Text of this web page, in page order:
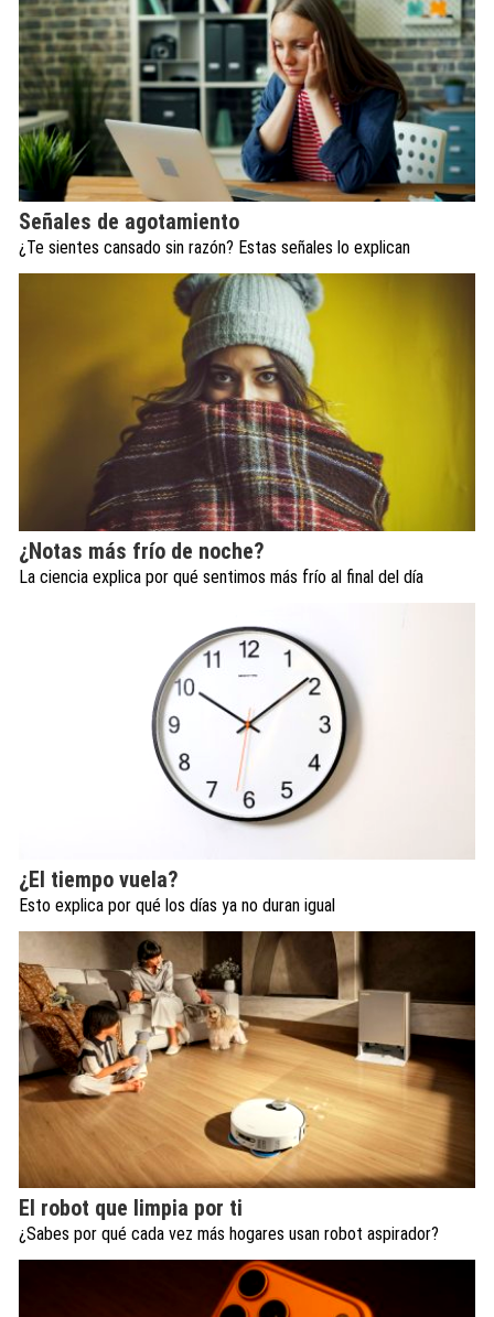
Señales de agotamiento
¿Te sientes cansado sin razón? Estas señales lo explican
¿Notas más frío de noche?
La ciencia explica por qué sentimos más frío al final del día
¿El tiempo vuela?
Esto explica por qué los días ya no duran igual
El robot que limpia por ti
¿Sabes por qué cada vez más hogares usan robot aspirador?